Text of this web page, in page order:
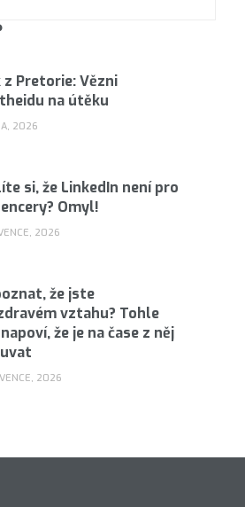
z Pretorie: Vězni
na útěku
2026
si, že LinkedIn není pro
Omyl!
2026
že jste
vztahu? Tohle
že je na čase z něj
2026